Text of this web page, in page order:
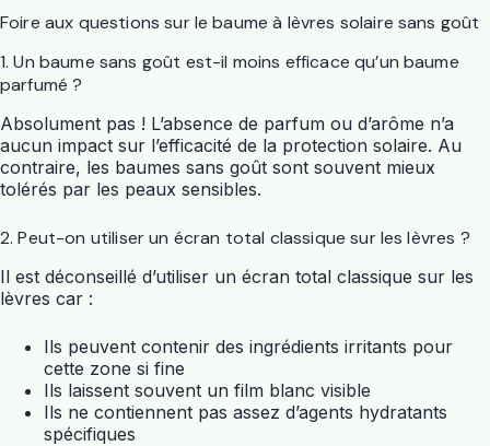
Foire aux questions sur le baume à lèvres solaire sans goût
1. Un baume sans goût est-il moins efficace qu’un baume
parfumé ?
Absolument pas ! L’absence de parfum ou d’arôme n’a
aucun impact sur l’efficacité de la protection solaire. Au
contraire, les baumes sans goût sont souvent mieux
tolérés par les peaux sensibles.
2. Peut-on utiliser un écran total classique sur les lèvres ?
Il est déconseillé d’utiliser un écran total classique sur les
lèvres car :
Ils peuvent contenir des ingrédients irritants pour
cette zone si fine
Ils laissent souvent un film blanc visible
Ils ne contiennent pas assez d’agents hydratants
spécifiques